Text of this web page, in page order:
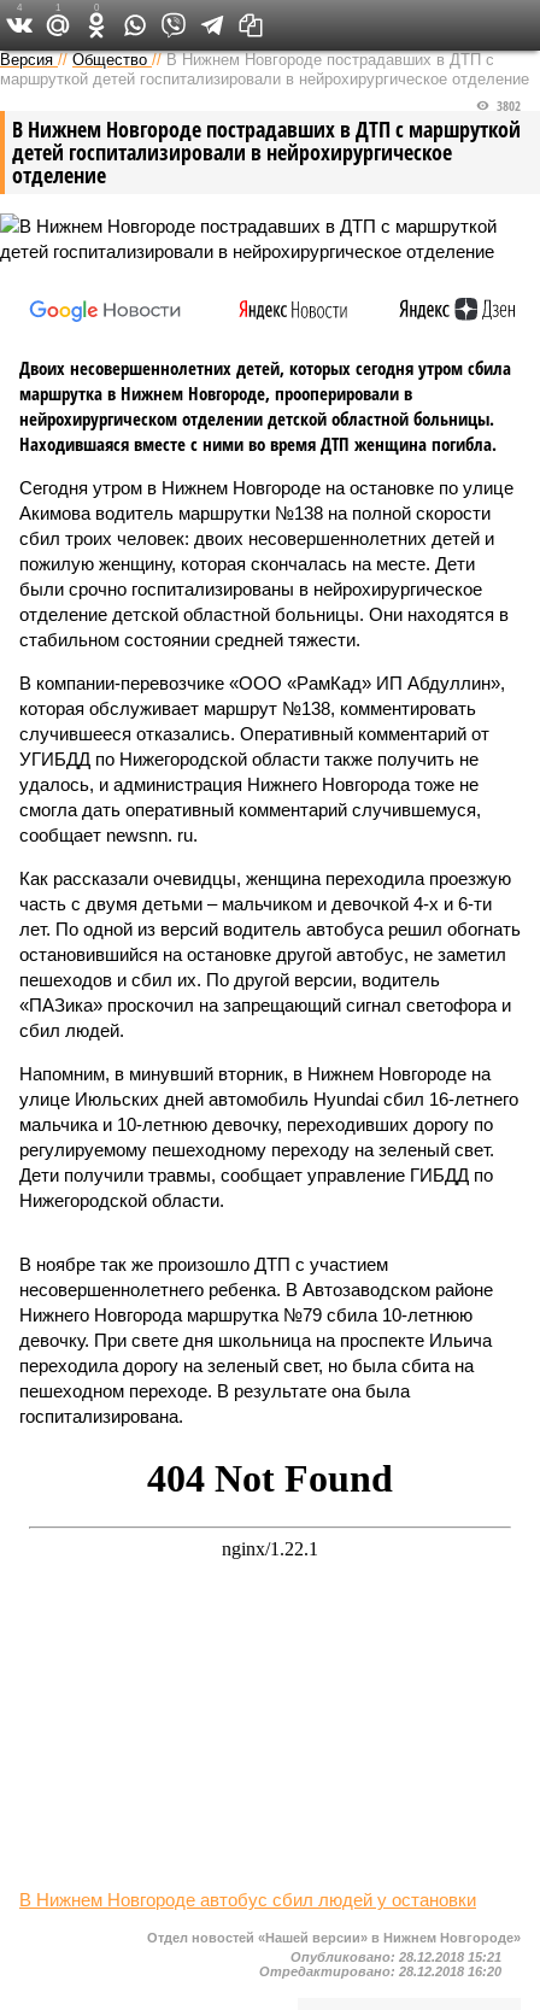
Версия в Кирове
Версия //Общество //В Нижнем Новгороде пострадавших в ДТП с
маршруткой детей госпитализировали в нейрохирургическое отделение
В Нижнем Новгороде пострадавших в ДТП с маршруткой
детей госпитализировали в нейрохирургическое
отделение
3802
Двоих несовершеннолетних детей, которых сегодня утром сбила
маршрутка в Нижнем Новгороде, прооперировали в
нейрохирургическом отделении детской областной больницы.
Находившаяся вместе с ними во время ДТП женщина погибла.
Сегодня утром в Нижнем Новгороде на остановке по улице
Акимова водитель маршрутки №138 на полной скорости
сбил троих человек: двоих несовершеннолетних детей и
пожилую женщину, которая скончалась на месте. Дети
были срочно госпитализированы в нейрохирургическое
отделение детской областной больницы. Они находятся в
стабильном состоянии средней тяжести.
В компании-перевозчике «ООО «РамКад» ИП Абдуллин»,
которая обслуживает маршрут №138, комментировать
случившееся отказались. Оперативный комментарий от
УГИБДД по Нижегородской области также получить не
удалось, и администрация Нижнего Новгорода тоже не
смогла дать оперативный комментарий случившемуся,
сообщает newsnn. ru.
Как рассказали очевидцы, женщина переходила проезжую
часть с двумя детьми – мальчиком и девочкой 4-х и 6-ти
лет. По одной из версий водитель автобуса решил обогнать
остановившийся на остановке другой автобус, не заметил
пешеходов и сбил их. По другой версии, водитель
«ПАЗика» проскочил на запрещающий сигнал светофора и
сбил людей.
Напомним, в минувший вторник, в Нижнем Новгороде на
улице Июльских дней автомобиль Hyundai сбил 16-летнего
мальчика и 10-летнюю девочку, переходивших дорогу по
регулируемому пешеходному переходу на зеленый свет.
Дети получили травмы, сообщает управление ГИБДД по
Нижегородской области.
В ноябре так же произошло ДТП с участием
несовершеннолетнего ребенка. В Автозаводском районе
Нижнего Новгорода маршрутка №79 сбила 10-летнюю
девочку. При свете дня школьница на проспекте Ильича
переходила дорогу на зеленый свет, но была сбита на
пешеходном переходе. В результате она была
госпитализирована.
В Нижнем Новгороде автобус сбил людей у остановки
Отдел новостей «Нашей версии» в Нижнем Новгороде»
Опубликовано: 28.12.2018 15:21
Отредактировано: 28.12.2018 16:20
4 1 0